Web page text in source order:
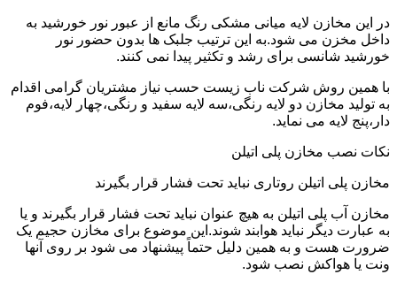
در این مخازن لایه میانی مشکی رنگ مانع از عبور نور خورشید به
داخل مخزن می شود.به این ترتیب جلبک ها بدون حضور نور
خورشید شانسی برای رشد و تکثیر پیدا نمی کنند.
با همین روش شرکت ناب زیست حسب نیاز مشتریان گرامی اقدام
به تولید مخازن دو لایه رنگی،سه لایه سفید و رنگی،چهار لایه،فوم
دار،پنج لایه می نماید.
نکات نصب مخازن پلی اتیلن
مخازن پلی اتیلن روتاری نباید تحت فشار قرار بگیرند
مخازن آب پلی اتیلن به هیچ عنوان نباید تحت فشار قرار بگیرند و یا
به عبارت دیگر نباید هوابند شوند.این موضوع برای مخازن حجیم یک
ضرورت هست و به همین دلیل حتماً پیشنهاد می شود بر روی آنها
ونت یا هواکش نصب شود.